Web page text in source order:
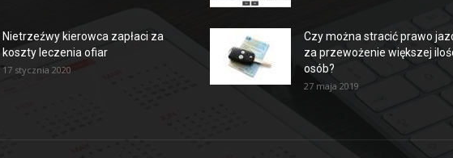
Nietrzeźwy kierowca zapłaci za
koszty leczenia ofiar
17 stycznia 2020
Czy można stracić prawo
za przewożenie większej
osób?
27 maja 2019